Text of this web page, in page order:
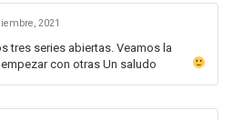
2021
tres series abiertas. Veamos la
con otras Un saludo